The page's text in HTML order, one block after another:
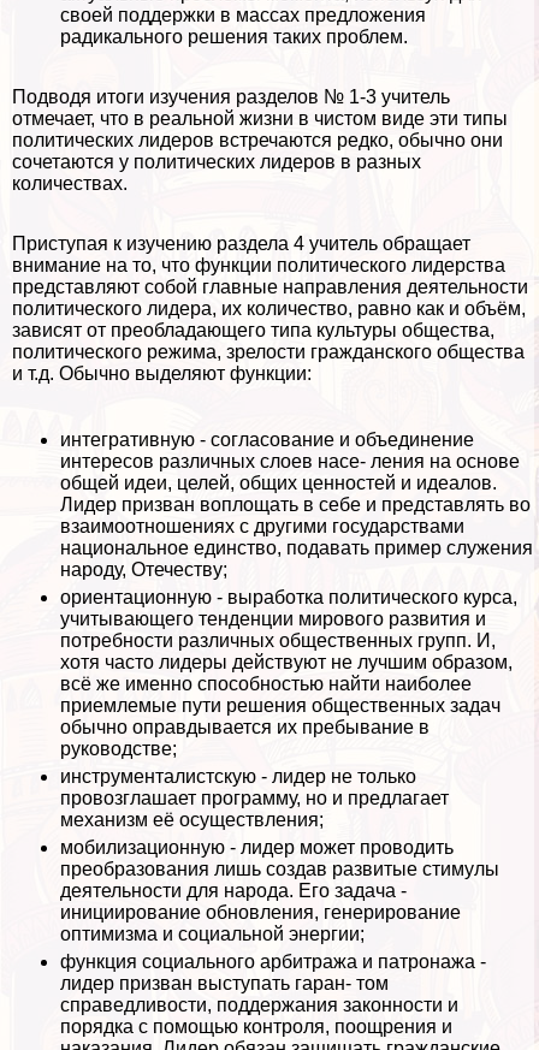
своей поддержки в массах предложения
радикального решения таких проблем.
Подводя итоги изучения разделов № 1-3 учитель
отмечает, что в реальной жизни в чистом виде эти типы
политических лидеров встречаются редко, обычно они
сочетаются у политических лидеров в разных
количествах.
Приступая к изучению раздела 4 учитель обращает
внимание на то, что функции политического лидерства
представляют собой главные направления деятельности
политического лидера, их количество, равно как и объём,
зависят от преобладающего типа культуры общества,
политического режима, зрелости гражданского общества
и т.д. Обычно выделяют функции:
интегративную - согласование и объединение
интересов различных слоев насе- ления на основе
общей идеи, целей, общих ценностей и идеалов.
Лидер призван воплощать в себе и представлять во
взаимоотношениях с другими государствами
национальное единство, подавать пример служения
народу, Отечеству;
ориентационную - выработка политического курса,
учитывающего тенденции мирового развития и
потребности различных общественных групп. И,
хотя часто лидеры действуют не лучшим образом,
всё же именно способностью найти наиболее
приемлемые пути решения общественных задач
обычно оправдывается их пребывание в
руководстве;
инструменталистскую - лидер не только
провозглашает программу, но и предлагает
механизм её осуществления;
мобилизационную - лидер может проводить
преобразования лишь создав развитые стимулы
деятельности для народа. Его задача -
инициирование обновления, генерирование
оптимизма и социальной энергии;
функция социального арбитража и патронажа -
лидер призван выступать гаран- том
справедливости, поддержания законности и
порядка с помощью контроля, поощрения и